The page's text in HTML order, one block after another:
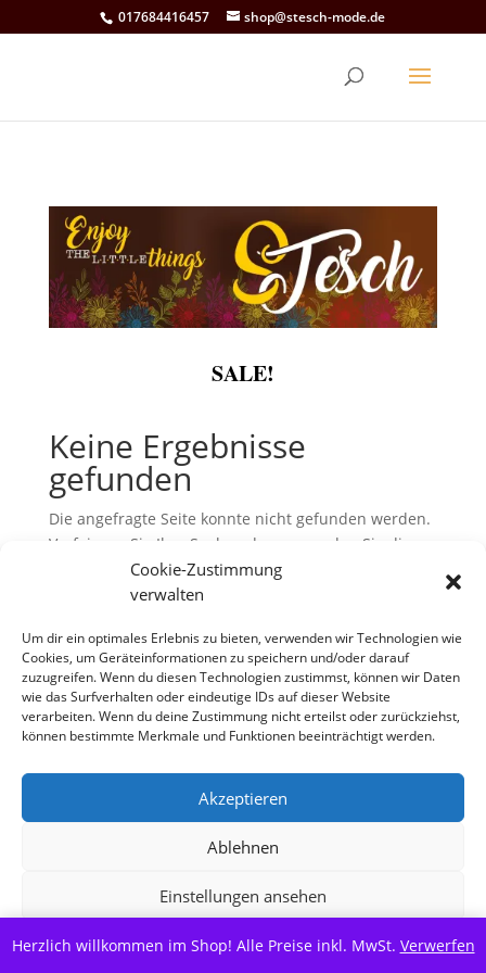
Cookie-Zustimmung
verwalten
Um dir ein optimales Erlebnis zu bieten, verwenden wir Technologien wie
Cookies, um Geräteinformationen zu speichern und/oder darauf
zuzugreifen. Wenn du diesen Technologien zustimmst, können wir Daten
wie das Surfverhalten oder eindeutige IDs auf dieser Website
verarbeiten. Wenn du deine Zustimmung nicht erteilst oder zurückziehst,
können bestimmte Merkmale und Funktionen beeinträchtigt werden.
Akzeptieren
Ablehnen
Einstellungen ansehen
Cookie-RichtlinieDatenschutzerklärung
Herzlich willkommen im Shop! Alle Preise inkl. MwSt. Verwerfen
017684416457 shop@stesch-mode.de
SALE!
Keine Ergebnisse
gefunden
Die angefragte Seite konnte nicht gefunden werden.
Verfeinern Sie Ihre Suche oder verwenden Sie die
Navigation oben, um den Beitrag zu finden.
Copyright S Tesch Mode Itzehoe Enjoy the little
things! ALLE PREISE VERSTEHEN SICH INKLUSIVE
MWST,
Alle Preise inkl. der gesetzlichen MwSt.